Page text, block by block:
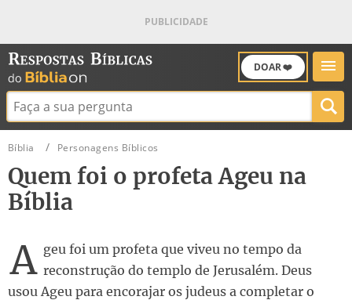
DOAR ❤️
Buscar:
Bíblia Personagens Bíblicos
Quem foi o profeta Ageu na
Bíblia
A geu foi um profeta que viveu no tempo da
reconstrução do templo de Jerusalém. Deus
usou Ageu para encorajar os judeus a completar o